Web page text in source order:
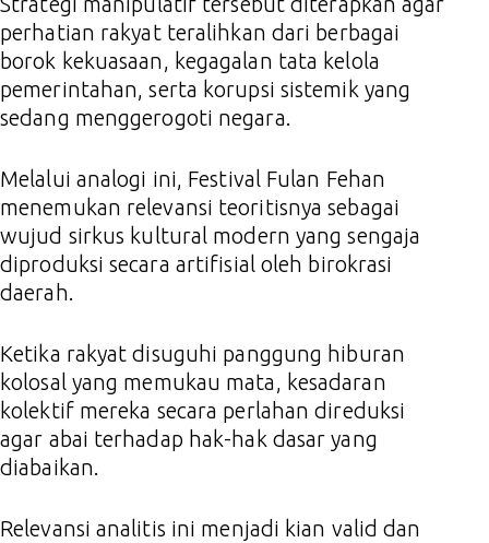
perhatian rakyat teralihkan dari berbagai
borok kekuasaan, kegagalan tata kelola
pemerintahan, serta korupsi sistemik yang
sedang menggerogoti negara.
Melalui analogi ini, Festival Fulan Fehan
menemukan relevansi teoritisnya sebagai
wujud sirkus kultural modern yang sengaja
diproduksi secara artifisial oleh birokrasi
daerah.
Ketika rakyat disuguhi panggung hiburan
kolosal yang memukau mata, kesadaran
kolektif mereka secara perlahan direduksi
agar abai terhadap hak-hak dasar yang
diabaikan.
Relevansi analitis ini menjadi kian valid dan